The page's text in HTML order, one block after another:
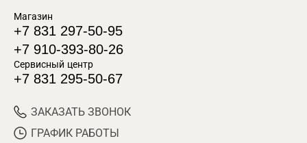
Магазин
+7 831 297-50-95
+7 910-393-80-26
Сервисный центр
+7 831 295-50-67
ЗАКАЗАТЬ ЗВОНОК
ГРАФИК РАБОТЫ